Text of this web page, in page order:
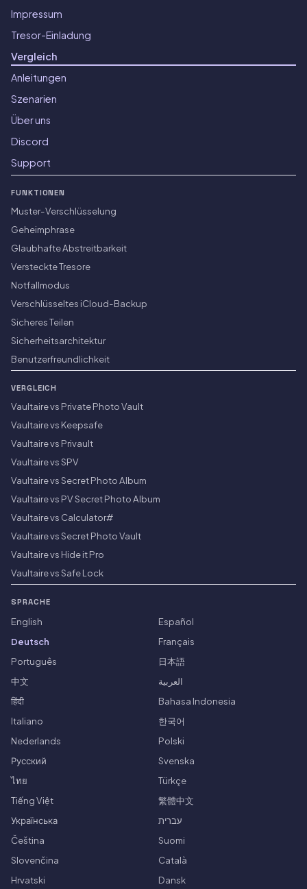
Impressum
Tresor-Einladung
Vergleich
Anleitungen
Szenarien
Über uns
Discord
Support
FUNKTIONEN
Muster-Verschlüsselung
Geheimphrase
Glaubhafte Abstreitbarkeit
Versteckte Tresore
Notfallmodus
Verschlüsseltes iCloud-Backup
Sicheres Teilen
Sicherheitsarchitektur
Benutzerfreundlichkeit
VERGLEICH
Vaultaire vs Private Photo Vault
Vaultaire vs Keepsafe
Vaultaire vs Privault
Vaultaire vs SPV
Vaultaire vs Secret Photo Album
Vaultaire vs PV Secret Photo Album
Vaultaire vs Calculator#
Vaultaire vs Secret Photo Vault
Vaultaire vs Hide it Pro
Vaultaire vs Safe Lock
SPRACHE
English
Español
Deutsch
Français
Português
日本語
中文
العربية
हिंदी
Bahasa Indonesia
Italiano
한국어
Nederlands
Polski
Русский
Svenska
ไทย
Türkçe
Tiếng Việt
繁體中文
Українська
עברית
Čeština
Suomi
Slovenčina
Català
Hrvatski
Dansk